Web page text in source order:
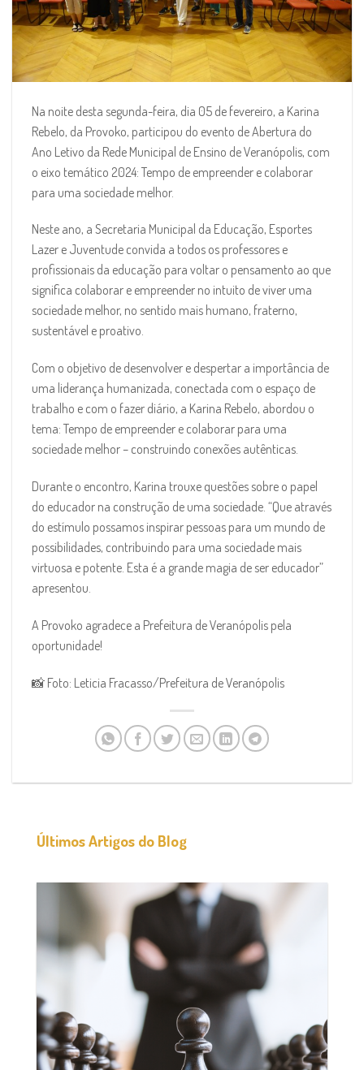
Na noite desta segunda-feira, dia 05 de fevereiro, a Karina
Rebelo, da Provoko, participou do evento de Abertura do
Ano Letivo da Rede Municipal de Ensino de Veranópolis, com
o eixo temático 2024: Tempo de empreender e colaborar
para uma sociedade melhor.
Neste ano, a Secretaria Municipal da Educação, Esportes
Lazer e Juventude convida a todos os professores e
profissionais da educação para voltar o pensamento ao que
significa colaborar e empreender no intuito de viver uma
sociedade melhor, no sentido mais humano, fraterno,
sustentável e proativo.
Com o objetivo de desenvolver e despertar a importância de
uma liderança humanizada, conectada com o espaço de
trabalho e com o fazer diário, a Karina Rebelo, abordou o
tema: Tempo de empreender e colaborar para uma
sociedade melhor – construindo conexões autênticas.
Durante o encontro, Karina trouxe questões sobre o papel
do educador na construção de uma sociedade. “Que através
do estímulo possamos inspirar pessoas para um mundo de
possibilidades, contribuindo para uma sociedade mais
virtuosa e potente. Esta é a grande magia de ser educador”
apresentou.
A Provoko agradece a Prefeitura de Veranópolis pela
oportunidade!
📸 Foto: Leticia Fracasso/Prefeitura de Veranópolis
Últimos Artigos do Blog